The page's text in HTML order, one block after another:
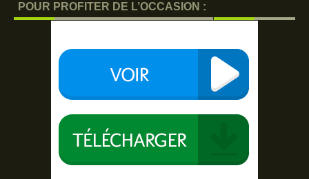
POUR PROFITER DE L’OCCASION :